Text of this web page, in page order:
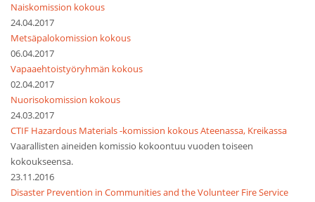
Naiskomission kokous
24.04.2017
Metsäpalokomission kokous
06.04.2017
Vapaaehtoistyöryhmän kokous
02.04.2017
Nuorisokomission kokous
24.03.2017
CTIF Hazardous Materials -komission kokous Ateenassa, Kreikassa
Vaarallisten aineiden komissio kokoontuu vuoden toiseen
kokoukseensa.
23.11.2016
Disaster Prevention in Communities and the Volunteer Fire Service